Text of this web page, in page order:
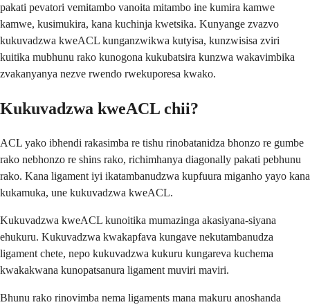
pakati pevatori vemitambo vanoita mitambo ine kumira kamwe
kamwe, kusimukira, kana kuchinja kwetsika. Kunyange zvazvo
kukuvadzwa kweACL kunganzwikwa kutyisa, kunzwisisa zviri
kuitika mubhunu rako kunogona kukubatsira kunzwa wakavimbika
zvakanyanya nezve rwendo rwekuporesa kwako.
Kukuvadzwa kweACL chii?
ACL yako ibhendi rakasimba re tishu rinobatanidza bhonzo re gumbe
rako nebhonzo re shins rako, richimhanya diagonally pakati pebhunu
rako. Kana ligament iyi ikatambanudzwa kupfuura miganho yayo kana
kukamuka, une kukuvadzwa kweACL.
Kukuvadzwa kweACL kunoitika mumazinga akasiyana-siyana
ehukuru. Kukuvadzwa kwakapfava kungave nekutambanudza
ligament chete, nepo kukuvadzwa kukuru kungareva kuchema
kwakakwana kunopatsanura ligament muviri maviri.
Bhunu rako rinovimba nema ligaments mana makuru anoshanda